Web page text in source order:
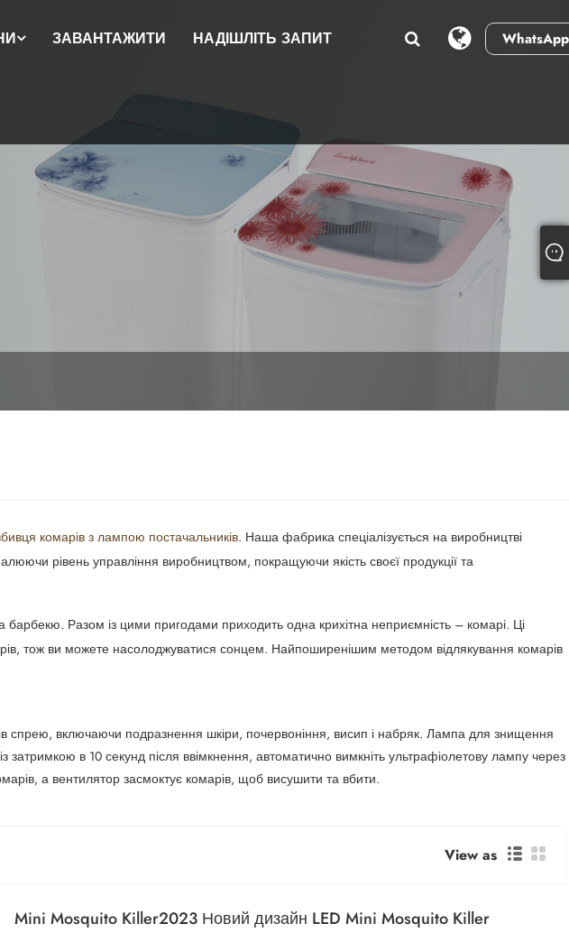
WhatsApp
ЗАВАНТАЖИТИ НАДІШЛІТЬ ЗАПИТ
комарів з лампою постачальників. Наша фабрика спеціалізується на виробництві
рівень управління виробництвом, покращуючи якість своєї продукції та
барбекю. Разом із цими пригодами приходить одна крихітна неприємність – комарі. Ці
тож ви можете насолоджуватися сонцем. Найпоширенішим методом відлякування комарів
включаючи подразнення шкіри, почервоніння, висип і набряк. Лампа для знищення
затримкою в 10 секунд після ввімкнення, автоматично вимкніть ультрафіолетову лампу через
а вентилятор засмоктує комарів, щоб висушити та вбити.
View as
Mini Mosquito Killer2023 Новий дизайн LED Mini Mosquito Killer